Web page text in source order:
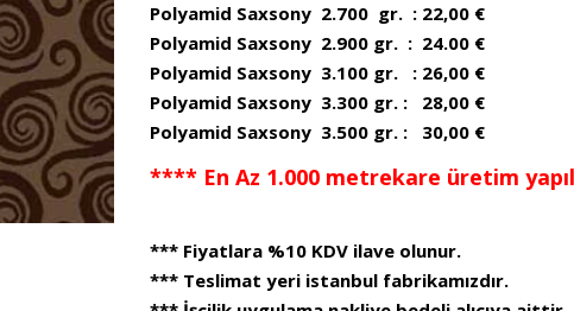
Polyamid Saxsony 2.700 gr. : 22,00 €
Polyamid Saxsony 2.900 gr. : 24.00 €
Polyamid Saxsony 3.100 gr. : 26,00 €
Polyamid Saxsony 3.300 gr. : 28,00 €
Polyamid Saxsony 3.500 gr. : 30,00 €
**** En Az 1.000 metrekare üretim
*** Fiyatlara %10 KDV ilave olunur.
*** Teslimat yeri istanbul fabrikamızdır.